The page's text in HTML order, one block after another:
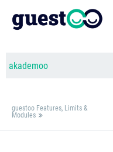
guestoo Features, Limits &
Modules